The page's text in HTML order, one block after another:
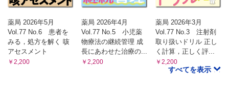
薬局 2026年5月
Vol.77 No.6 患者を
みる，処方を解く 咳
アセスメント
￥2,200
薬局 2026年4月
Vol.77 No.5 小児薬
物療法の継続管理 成
長にあわせた治療の...
￥2,200
薬局 2026年3月
Vol.77 No.3 注射剤
取り扱いドリル 正し
く計算，正しく評...
￥2,200
すべてを表示